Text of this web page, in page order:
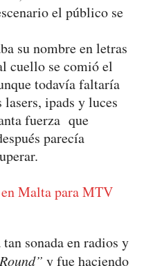
el público se
su nombre en letras
cuello se comió el
todavía faltaría
ipads y luces
fuerza que
parecía
sonada en radios y
y fue haciendo